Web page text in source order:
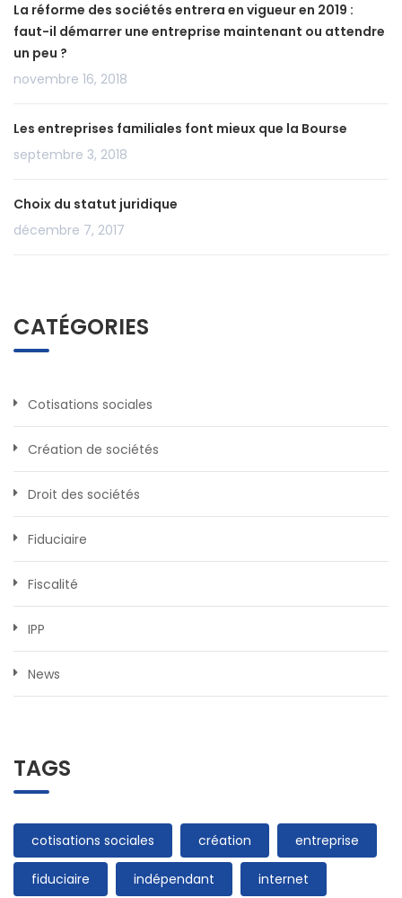
La réforme des sociétés entrera en vigueur en 2019 :
faut-il démarrer une entreprise maintenant ou attendre
un peu ?
novembre 16, 2018
Les entreprises familiales font mieux que la Bourse
septembre 3, 2018
Choix du statut juridique
décembre 7, 2017
CATÉGORIES
Cotisations sociales
Création de sociétés
Droit des sociétés
Fiduciaire
Fiscalité
IPP
News
TAGS
cotisations sociales création entreprise
fiduciaire indépendant internet